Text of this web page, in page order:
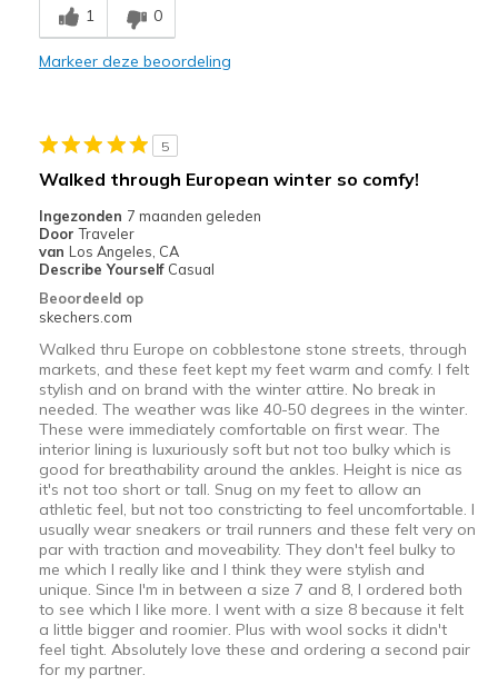
Comfortable
Beste toepassingen
Width
Feels too narrow
Sizing
Feels half size too small
1 0
Markeer deze beoordeling
5
Walked through European winter so comfy!
Ingezonden 7 maanden geleden
Door Traveler
van Los Angeles, CA
Describe Yourself Casual
Beoordeeld op
skechers.com
Walked thru Europe on cobblestone stone streets, through
markets, and these feet kept my feet warm and comfy. I felt
stylish and on brand with the winter attire. No break in
needed. The weather was like 40-50 degrees in the winter.
These were immediately comfortable on first wear. The
interior lining is luxuriously soft but not too bulky which is
good for breathability around the ankles. Height is nice as
it's not too short or tall. Snug on my feet to allow an
athletic feel, but not too constricting to feel uncomfortable. I
usually wear sneakers or trail runners and these felt very on
par with traction and moveability. They don't feel bulky to
me which I really like and I think they were stylish and
unique. Since I'm in between a size 7 and 8, I ordered both
to see which I like more. I went with a size 8 because it felt
a little bigger and roomier. Plus with wool socks it didn't
feel tight. Absolutely love these and ordering a second pair
for my partner.